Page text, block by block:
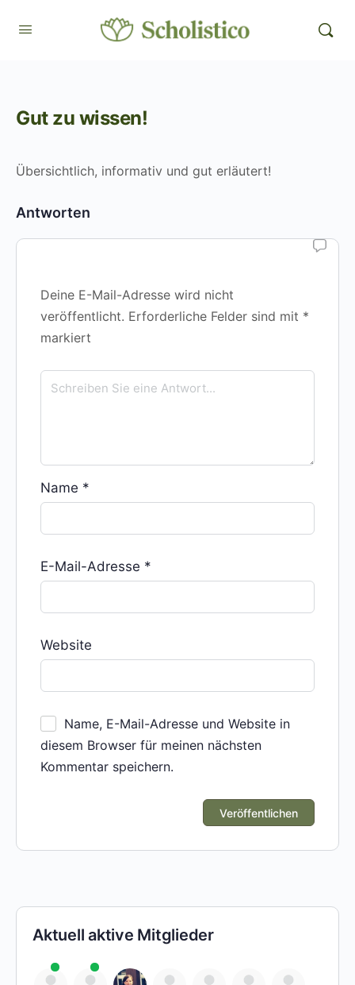
Gut zu wissen!
Übersichtlich, informativ und gut erläutert!
Antworten
Deine E-Mail-Adresse wird nicht
veröffentlicht. Erforderliche Felder sind mit *
markiert
Name *
E-Mail-Adresse *
Website
Name, E-Mail-Adresse und Website in
diesem Browser für meinen nächsten
Kommentar speichern.
Aktuell aktive Mitglieder